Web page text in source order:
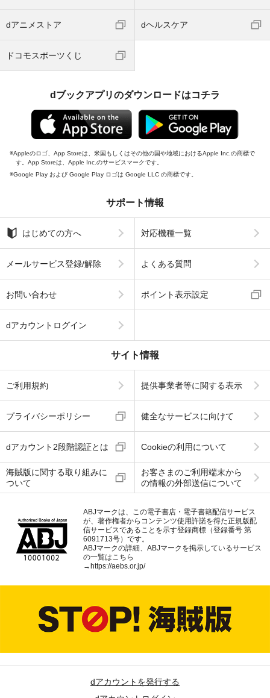
dアニメストア dヘルスケア
ドコモスポーツくじ
dブックアプリのダウンロードはコチラ
Appleのロゴ、App Storeは、米国もしくはその他の国や地域におけるApple Inc.の商標で
す。App Storeは、Apple Inc.のサービスマークです。
Google Play および Google Play ロゴは Google LLC の商標です。
サポート情報
はじめての方へ 対応機種一覧
メールサービス登録/解除 よくある質問
お問い合わせ ポイント表示設定
dアカウントログイン
サイト情報
ご利用規約 提供事業者等に関する表示
プライバシーポリシー 健全なサービスに向けて
dアカウント2段階認証とは Cookieの利用について
海賊版に関する取り組みに
ついて
お客さまのご利用端末から
の情報の外部送信について
ABJマークは、この電子書店・電子書籍配信サービス
が、著作権者からコンテンツ使用許諾を得た正規版配
信サービスであることを示す登録商標（登録番号 第
6091713号）です。
ABJマークの詳細、ABJマークを掲示しているサービス
の一覧はこちら
→ https://aebs.or.jp/
dアカウントを発行する